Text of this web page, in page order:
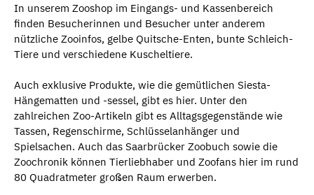
In unserem Zooshop im Eingangs- und Kassenbereich
finden Besucherinnen und Besucher unter anderem
nützliche Zooinfos, gelbe Quitsche-Enten, bunte Schleich-
Tiere und verschiedene Kuscheltiere.
Auch exklusive Produkte, wie die gemütlichen Siesta-
Hängematten und -sessel, gibt es hier. Unter den
zahlreichen Zoo-Artikeln gibt es Alltagsgegenstände wie
Tassen, Regenschirme, Schlüsselanhänger und
Spielsachen. Auch das Saarbrücker Zoobuch sowie die
Zoochronik können Tierliebhaber und Zoofans hier im rund
80 Quadratmeter großen Raum erwerben.